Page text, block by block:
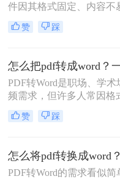
件因其格式固定、内容不
及跨平台兼容性等特性，
和学习中得到了广泛应用
件转换为Word文档，以便
编辑和修改。那么pdf如何
本文将详细介绍四种将
Word的高效方法。
赞 踩
PDF转Word是职场、学术
频需求，但许多人常因格
片丢失、扫描件无法编辑
疼。那么怎么把pdf转成
处理等复杂需求，并附赠
量的独家技巧。
赞 踩
PDF转Word的需求看似